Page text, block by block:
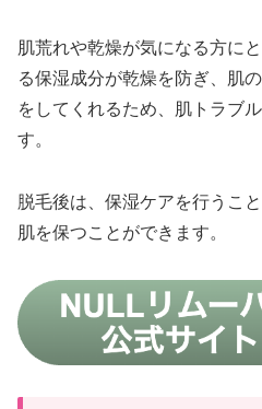
肌荒れや乾燥が気になる方に
る保湿成分が乾燥を防ぎ、肌
をしてくれるため、肌トラブ
す。
脱毛後は、保湿ケアを行うこ
肌を保つことができます。